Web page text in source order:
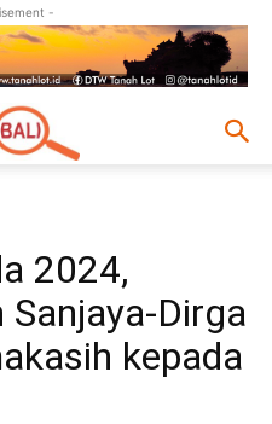
-
2024,
Sanjaya-Dirga
kepada